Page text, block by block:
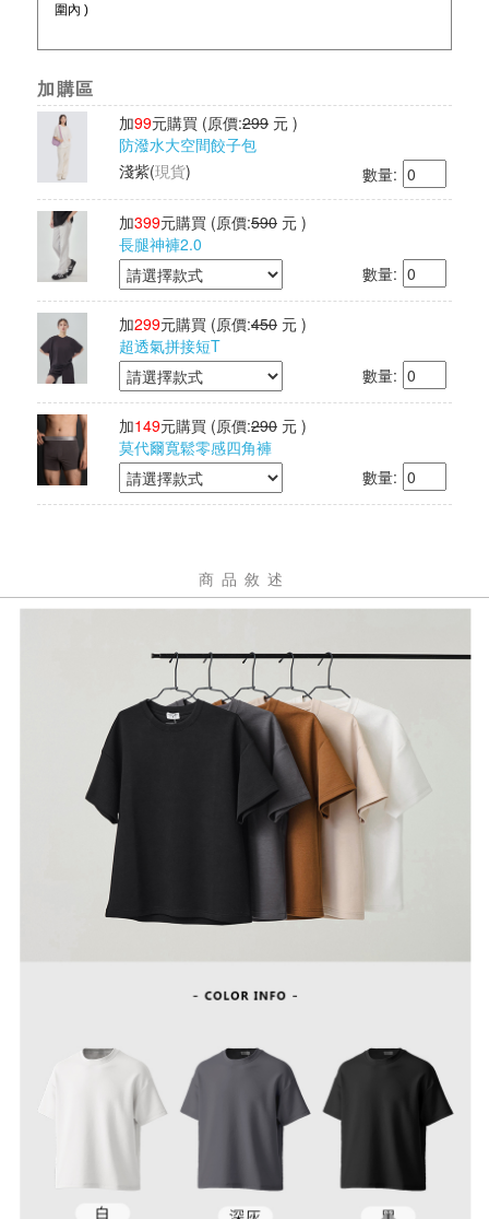
圍內 )
加購區
加99元購買 (原價:299 元 )
防潑水大空間餃子包
淺紫(現貨) 數量:
加399元購買 (原價:590 元 )
長腿神褲2.0
數量:
加299元購買 (原價:450 元 )
超透氣拼接短T
數量:
加149元購買 (原價:290 元 )
莫代爾寬鬆零感四角褲
數量:
商品敘述